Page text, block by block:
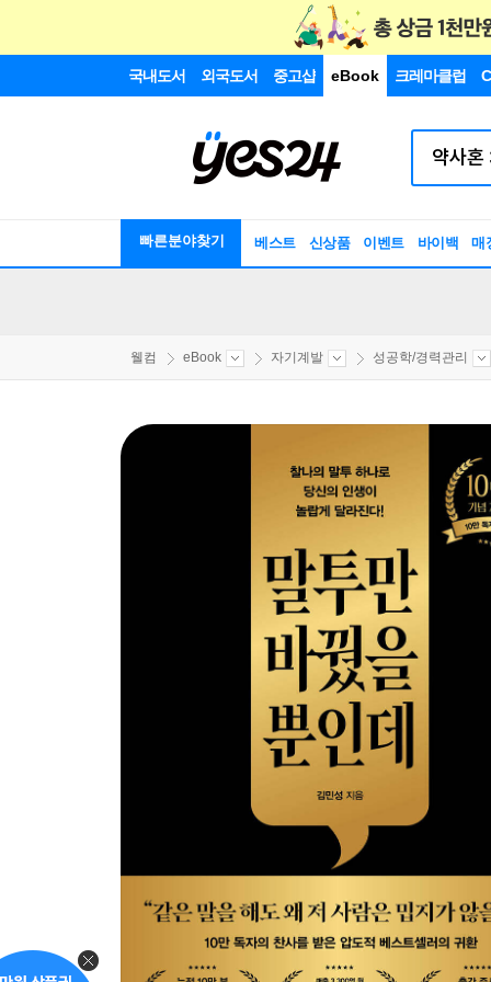
국내도서 외국도서 중고샵 eBook 크레마클럽
빠른분야찾기 베스트 신상품 이벤트 바이백 매
웰컴 eBook 자기계발 성공학/경력관리